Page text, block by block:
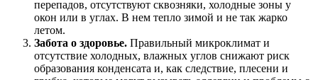
перепадов, отсутствуют сквозняки, холодные зоны у
окон или в углах. В нем тепло зимой и не так жарко
летом.
Забота о здоровье. Правильный микроклимат и
отсутствие холодных, влажных углов снижают риск
образования конденсата и, как следствие, плесени и